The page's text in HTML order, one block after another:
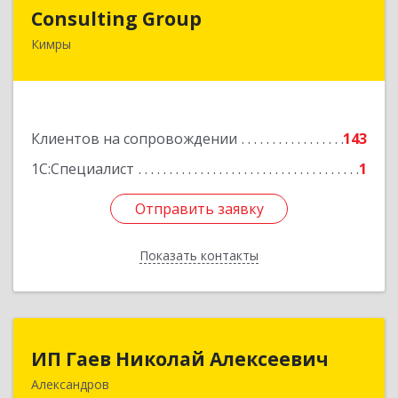
Consulting Group
Кимры
Клиентов на сопровождении
143
1С:Специалист
1
Отправить заявку
Показать контакты
171507, Тверская обл, Кимры г, Малая Садовая
Отправить заявку
Назад
ИП Гаев Николай Алексеевич
Александров
ИП Гаев Николай Алексеевич
601650, Владимирская обл, Александровский р-